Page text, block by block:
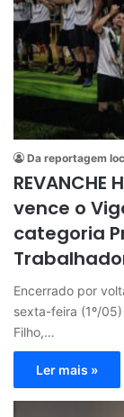
Da reportagem
vence o
categoria
Encerrado por
sexta-feira (1º/
Filho,…
Ler mais »